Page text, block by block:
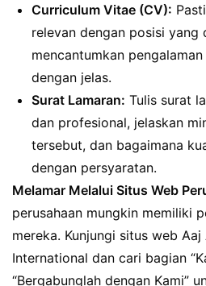
Curriculum Vitae (CV):
relevan dengan posisi yang
mencantumkan
dengan jelas.
Surat Lamaran: Tulis surat
dan profesional, jelaskan
tersebut, dan bagaimana
dengan persyaratan.
Melamar Melalui Situs Web
perusahaan mungkin memiliki
mereka. Kunjungi situs web Aaj
International dan cari bagian
“Bergabunglah dengan Kami”